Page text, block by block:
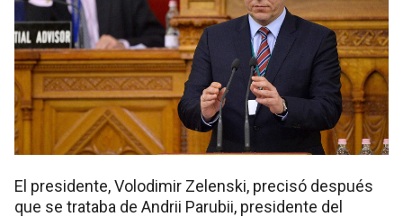
El presidente, Volodimir Zelenski, precisó después
que se trataba de Andrii Parubii, presidente del